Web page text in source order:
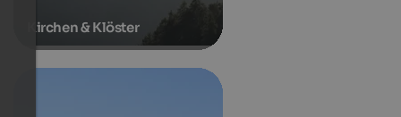
Kirchen & Klöster